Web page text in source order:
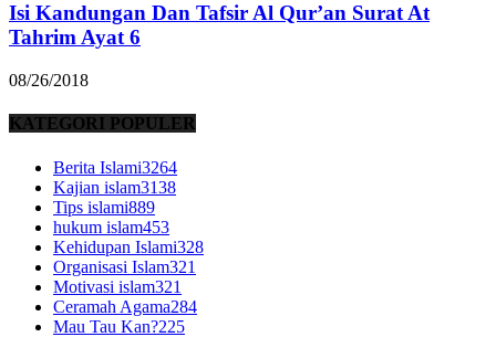
Isi Kandungan Dan Tafsir Al Qur’an Surat At
Tahrim Ayat 6
08/26/2018
KATEGORI POPULER
Berita Islami3264
Kajian islam3138
Tips islami889
hukum islam453
Kehidupan Islami328
Organisasi Islam321
Motivasi islam321
Ceramah Agama284
Mau Tau Kan?225